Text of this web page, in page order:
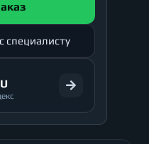
специалисту